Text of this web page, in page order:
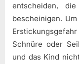
entscheiden,
bescheinigen.
Schnüre oder
und das Kind